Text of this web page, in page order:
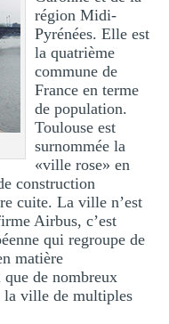
région Midi-
Pyrénées. Elle est
la quatrième
commune de
France en terme
de population.
Toulouse est
surnommée la
«ville rose» en
construction
cuite. La ville n’est
Airbus, c’est
qui regroupe de
matière
de nombreux
la ville de multiples